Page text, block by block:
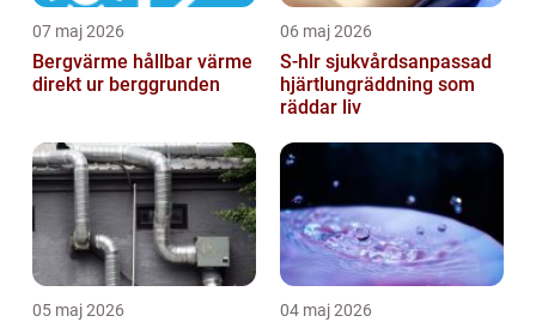
07 maj 2026
Bergvärme hållbar värme
direkt ur berggrunden
06 maj 2026
S-hlr sjukvårdsanpassad
hjärtlungräddning som
räddar liv
05 maj 2026 04 maj 2026